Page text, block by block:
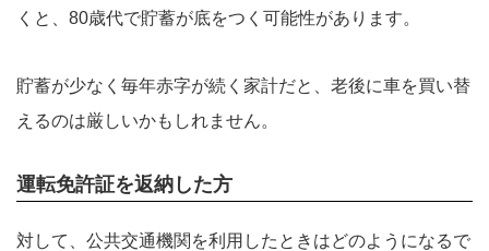
くと、80歳代で貯蓄が底をつく可能性があります。
貯蓄が少なく毎年赤字が続く家計だと、老後に車を買い替
えるのは厳しいかもしれません。
運転免許証を返納した方
対して、公共交通機関を利用したときはどのようになるで